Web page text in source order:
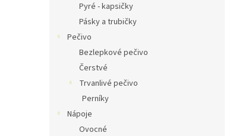
Pyré - kapsičky
Pásky a trubičky
Pečivo
Bezlepkové pečivo
Čerstvé
Trvanlivé pečivo
Perníky
Nápoje
Ovocné